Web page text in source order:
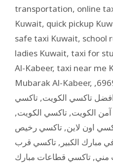
transportation, online
Kuwait, quick pickup
safe taxi Kuwait, school
ladies Kuwait, taxi for
Al-Kabeer, taxi near me
Mubarak Al-Kabeer, ,
افضل تاكسي الكويت, تاكسي
الكويت, تاكسي الكويت,
اون لاين, تاكسي رخيص
مبارك الكبير , تاكسي قرب
مني, تاكسي قطاعات مبارك